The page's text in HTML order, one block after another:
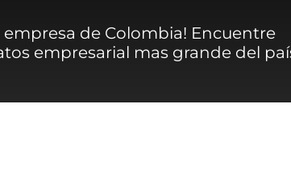
de Colombia! Encuentre
empresarial mas grande del